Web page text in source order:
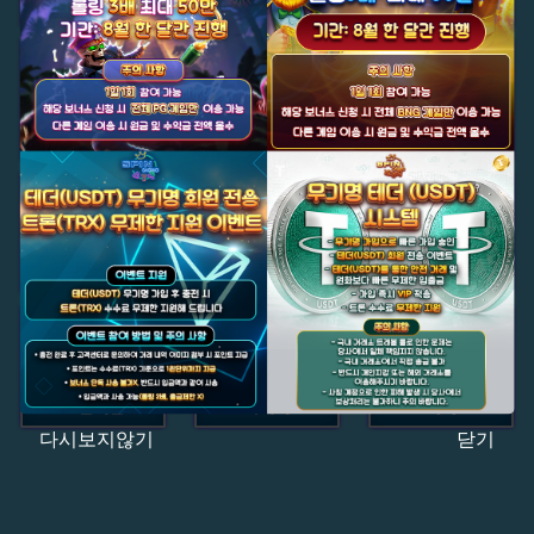
다시보지않기 닫기